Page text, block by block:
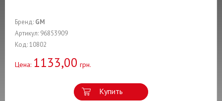
Бренд: GM
Артикул: 96853909
Код: 10802
Цена: 1133,00 грн.
Купить